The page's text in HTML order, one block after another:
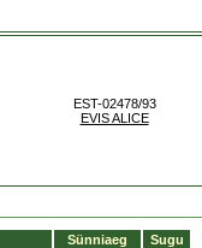
EST-02478/93
EVIS ALICE
Sünniaeg
Sugu